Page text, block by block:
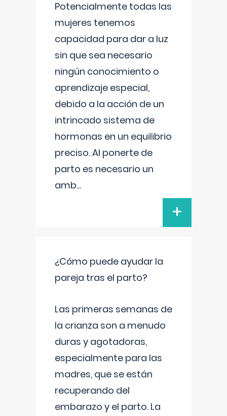
Potencialmente todas las
mujeres tenemos
capacidad para dar a luz
sin que sea necesario
ningún conocimiento o
aprendizaje especial,
debido a la acción de un
intrincado sistema de
hormonas en un equilibrio
preciso. Al ponerte de
parto es necesario un
amb...
+
¿Cómo puede ayudar la
pareja tras el parto?
Las primeras semanas de
la crianza son a menudo
duras y agotadoras,
especialmente para las
madres, que se están
recuperando del
embarazo y el parto. La